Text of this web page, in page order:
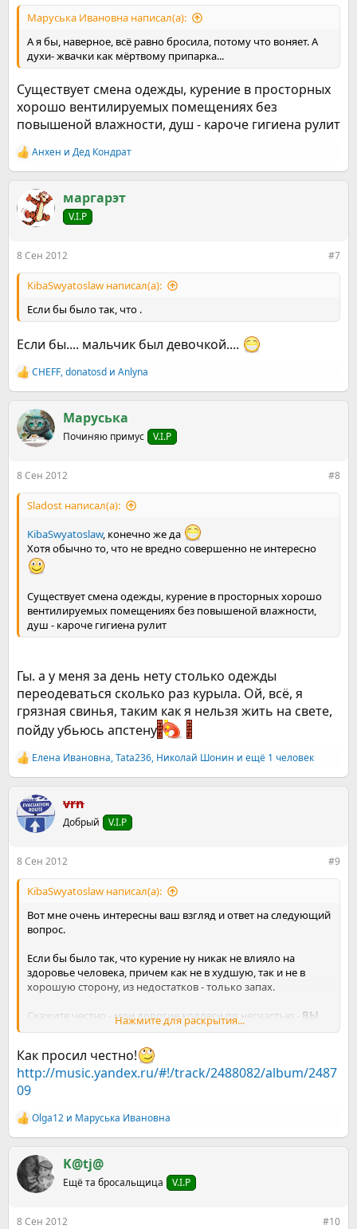
Маруська Ивановна написал(а):
А я бы, наверное, всё равно бросила, потому что воняет. А
духи- жвачки как мёртвому припарка...
Существует смена одежды, курение в просторных
хорошо вентилируемых помещениях без
повышеной влажности, душ - кароче гигиена рулит
Р
е
ц
и
Анхен и Дед Кондрат
маргарэт
V.I.P
8 Сен 2012 #7
KibaSwyatoslaw написал(а):
Если бы было так, что .
Если бы.... мальчик был девочкой....
Р
е
к
ц
и
CHEFF,donatosd и Anlyna
Маруська
Починяю примус V.I.P
8 Сен 2012 #8
Sladost написал(а):
KibaSwyatoslaw, конечно же да
Хотя обычно то, что не вредно совершенно не интересно
Существует смена одежды, курение в просторных хорошо
вентилируемых помещениях без повышеной влажности,
душ - кароче гигиена рулит
Гы. а у меня за день нету столько одежды
переодеваться сколько раз курыла. Ой, всё, я
грязная свинья, таким как я нельзя жить на свете,
пойду убьюсь апстену
Р
е
к
ц
и
Елена Ивановна,Tata236, Николай Шонин и ещё 1 человек
vrn
Добрый V.I.P
8 Сен 2012 #9
KibaSwyatoslaw написал(а):
Вот мне очень интересны ваш взгляд и ответ на следующий
вопрос.
Если бы было так, что курение ну никак не влияло на
здоровье человека, причем как не в худшую, так и не в
хорошую сторону, из недостатков - только запах.
Скажите честно - мои дорогие коллеги по несчастью - ВЫ
БЫ КУРИЛИ?!
И конечно же я говорю свой ответ:
ужасный мой ответ, зато честный=)) Но я стараюсь
перенастраивать себя и перемывать себе мозги=)).
Нажмите для раскрытия...
Как просил честно!
http://music.yandex.ru/#!/track/2488082/album/2487
09
Р
е
к
ц
и
Olga12 и Маруська Ивановна
K@tj@
Ещё та бросальщица V.I.P
8 Сен 2012 #10